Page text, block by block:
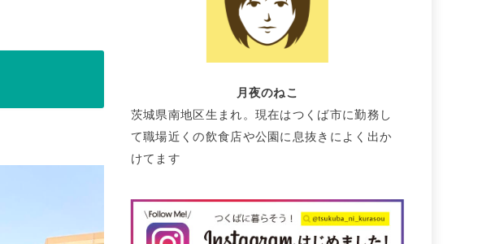
月夜のねこ
茨城県南地区生まれ。現在はつくば市に勤務し
て職場近くの飲食店や公園に息抜きによく出か
けてます